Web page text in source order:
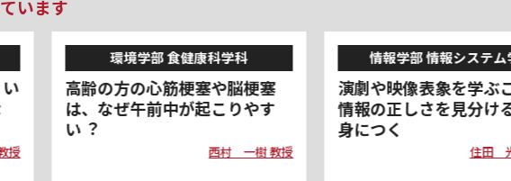
います
授
情報学部 情報システム学科
演劇や映像表象を学ぶことで、
情報の正しさを見分ける教養が
身につく
住田 光子 准教授
環境学部 地球環境学
二枚貝死滅の原因も、
献する分子の作用も。
でさまざまな謎を解明
平賀